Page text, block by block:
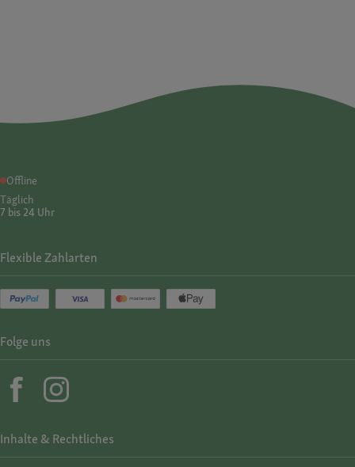
Offline
Täglich
7 bis 24 Uhr
Inhalte & Rechtliches
Flexible Zahlarten
Folge uns